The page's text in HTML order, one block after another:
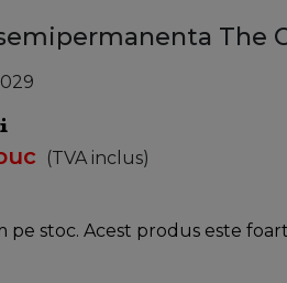
The
(TVA inclus)
pe stoc. Acest produs este